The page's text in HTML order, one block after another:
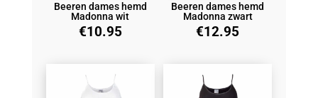
Beeren dames hemd
Madonna wit
€10.95
Beeren dames hemd
Madonna zwart
€12.95